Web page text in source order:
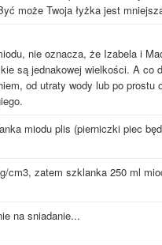
może Twoja łyżka jest
nie oznacza, że Izabela i
są jednakowej wielkości. A co
od utraty wody lub po prostu
miodu plis (pierniczki piec
cm3, zatem szklanka 250 ml
na sniadanie...